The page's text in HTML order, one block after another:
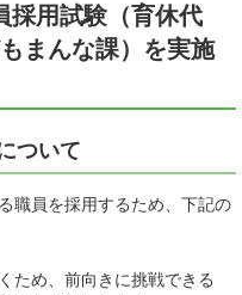
採用試験（育休代
まんな課）を実施
ついて
職員を採用するため、下記の
ため、前向きに挑戦できる